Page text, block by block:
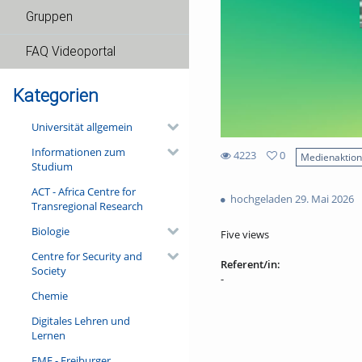
Gruppen
FAQ Videoportal
Kategorien
Universität allgemein
Informationen zum
Studium
ACT - Africa Centre for
Transregional Research
Biologie
Centre for Security and
Society
Chemie
Digitales Lehren und
Lernen
4223
views
0
hochgeladen 29. Mai 2026
Five views
Referent/in:
-